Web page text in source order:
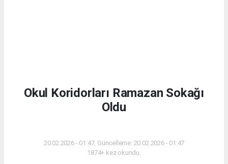
Okul Koridorları Ramazan Sokağı
Oldu
20.02.2026 - 01:47, Güncelleme: 20.02.2026 - 01:47
1874+ kez okundu.